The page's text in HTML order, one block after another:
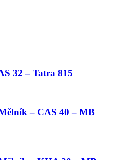
32 – Tatra 815
– CAS 40 – MB